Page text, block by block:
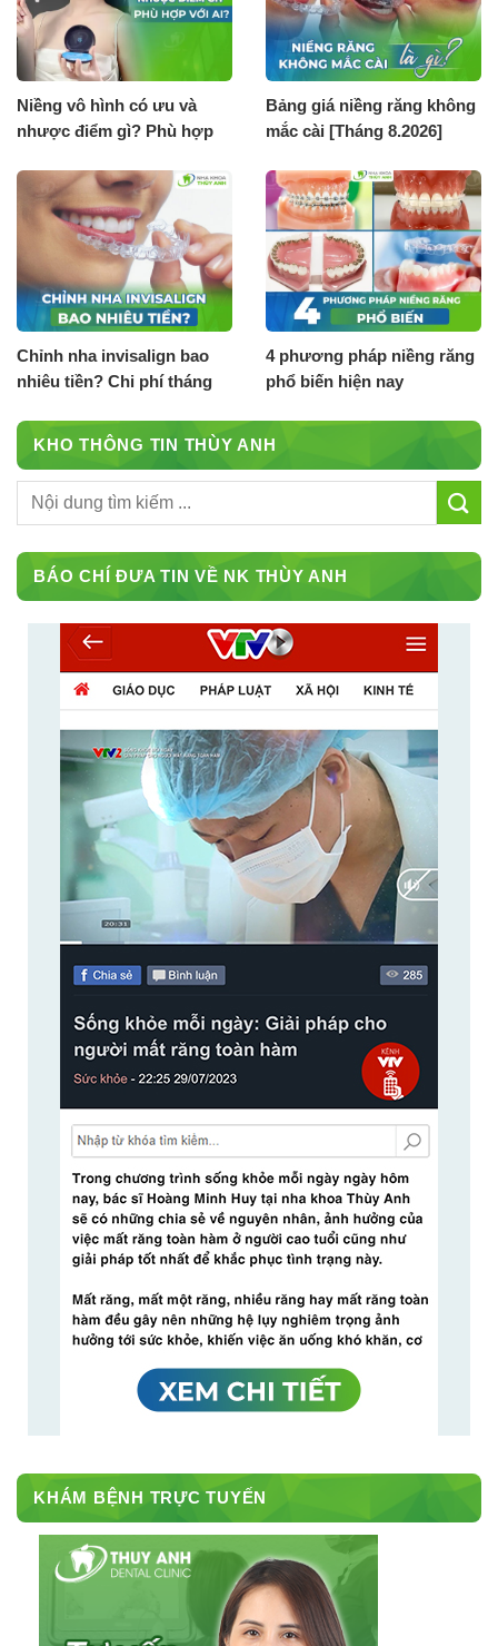
Niềng vô hình có ưu và
nhược điểm gì? Phù hợp
Bảng giá niềng răng không
mắc cài [Tháng 8.2026]
Chỉnh nha invisalign bao
nhiêu tiền? Chi phí tháng
4 phương pháp niềng răng
phổ biến hiện nay
KHO THÔNG TIN THÙY ANH
BÁO CHÍ ĐƯA TIN VỀ NK THÙY ANH
KHÁM BỆNH TRỰC TUYẾN